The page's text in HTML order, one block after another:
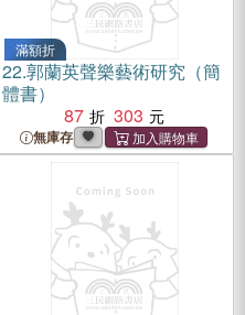
滿額折
22.郭蘭英聲樂藝術研究（簡
體書）
87
303
無庫存